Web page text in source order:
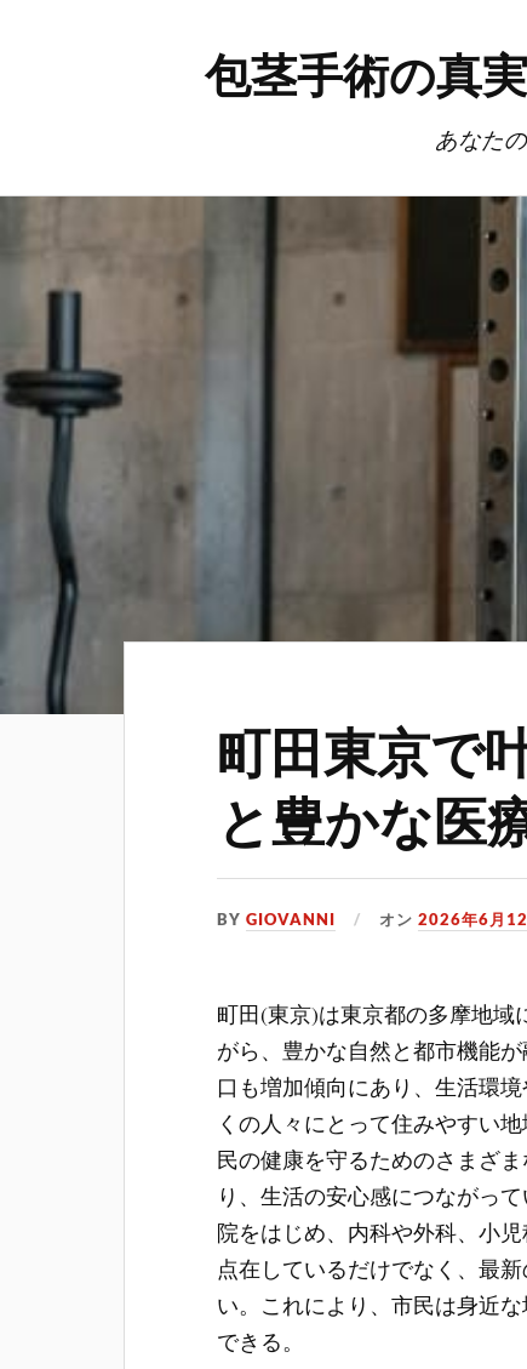
包茎手術の真
あなた
町田東京で
と豊かな医
BYGIOVANNI オン2026年6月
町田(東京)は東京都の多摩地
がら、豊かな自然と都市機能
口も増加傾向にあり、生活環
くの人々にとって住みやすい
民の健康を守るためのさまざ
り、生活の安心感につながっ
院をはじめ、内科や外科、小
点在しているだけでなく、最
い。これにより、市民は身近
できる。